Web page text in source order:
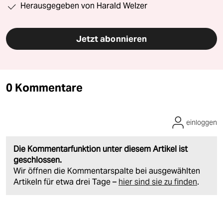
Herausgegeben von Harald Welzer
Jetzt abonnieren
0 Kommentare
Die Kommentarfunktion unter diesem Artikel ist
geschlossen.
Wir öffnen die Kommentarspalte bei ausgewählten
Artikeln für etwa drei Tage – hier sind sie zu finden.
einloggen